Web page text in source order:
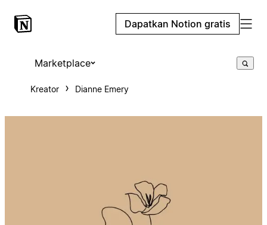
Dapatkan Notion gratis
Marketplace
Kreator Dianne Emery